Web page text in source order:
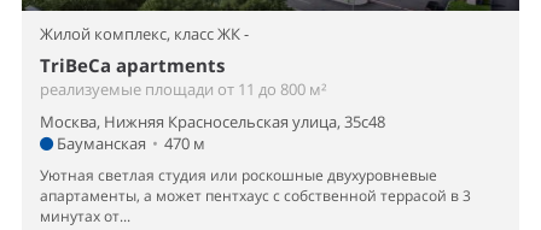
Жилой комплекс, класс ЖК -
TriBeCa apartments
реализуемые площади от 11 до 800 м²
Москва, Нижняя Красносельская улица, 35с48
Бауманская • 470 м
Уютная светлая студия или роскошные двухуровневые
апартаменты, а может пентхаус с собственной террасой в 3
минутах от...